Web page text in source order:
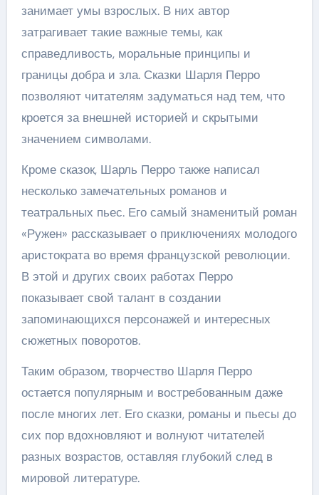
занимает умы взрослых. В них автор
затрагивает такие важные темы, как
справедливость, моральные принципы и
границы добра и зла. Сказки Шарля Перро
позволяют читателям задуматься над тем, что
кроется за внешней историей и скрытыми
значением символами.
Кроме сказок, Шарль Перро также написал
несколько замечательных романов и
театральных пьес. Его самый знаменитый роман
«Ружен» рассказывает о приключениях молодого
аристократа во время французской революции.
В этой и других своих работах Перро
показывает свой талант в создании
запоминающихся персонажей и интересных
сюжетных поворотов.
Таким образом, творчество Шарля Перро
остается популярным и востребованным даже
после многих лет. Его сказки, романы и пьесы до
сих пор вдохновляют и волнуют читателей
разных возрастов, оставляя глубокий след в
мировой литературе.